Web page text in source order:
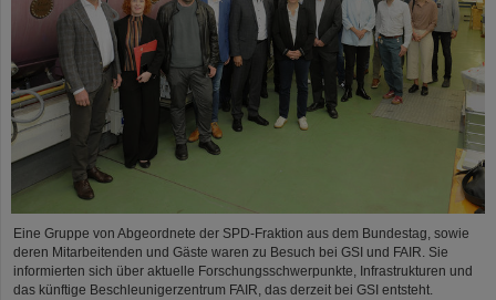
Eine Gruppe von Abgeordnete der SPD-Fraktion aus dem Bundestag, sowie
deren Mitarbeitenden und Gäste waren zu Besuch bei GSI und FAIR. Sie
informierten sich über aktuelle Forschungsschwerpunkte, Infrastrukturen und
das künftige Beschleunigerzentrum FAIR, das derzeit bei GSI entsteht.